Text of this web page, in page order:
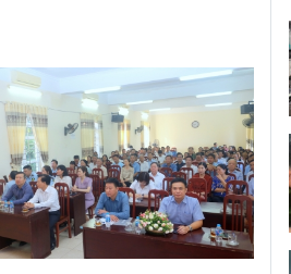
án sản xuất, buôn
bán yến sào giả
Thanh Hóa: Tìm bị
hại trong vụ án buôn
bán bình sữa
Moyuum giả
An Giang: Đối tượng